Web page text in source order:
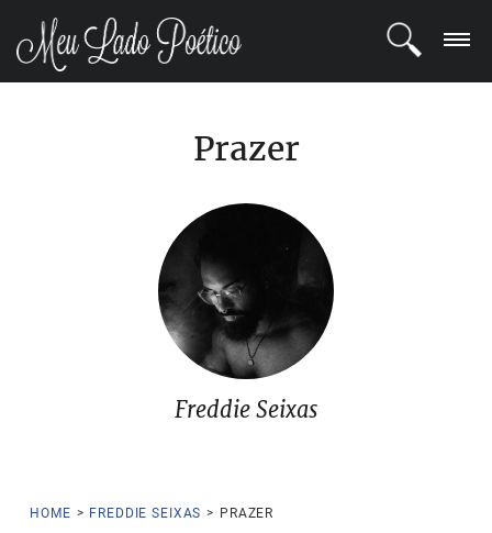
Prazer
Freddie Seixas
HOME > FREDDIE SEIXAS > PRAZER